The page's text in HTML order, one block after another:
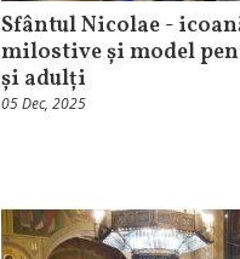
Sfântul Nicolae -
milostive și model
și adulți
05 Dec, 2025